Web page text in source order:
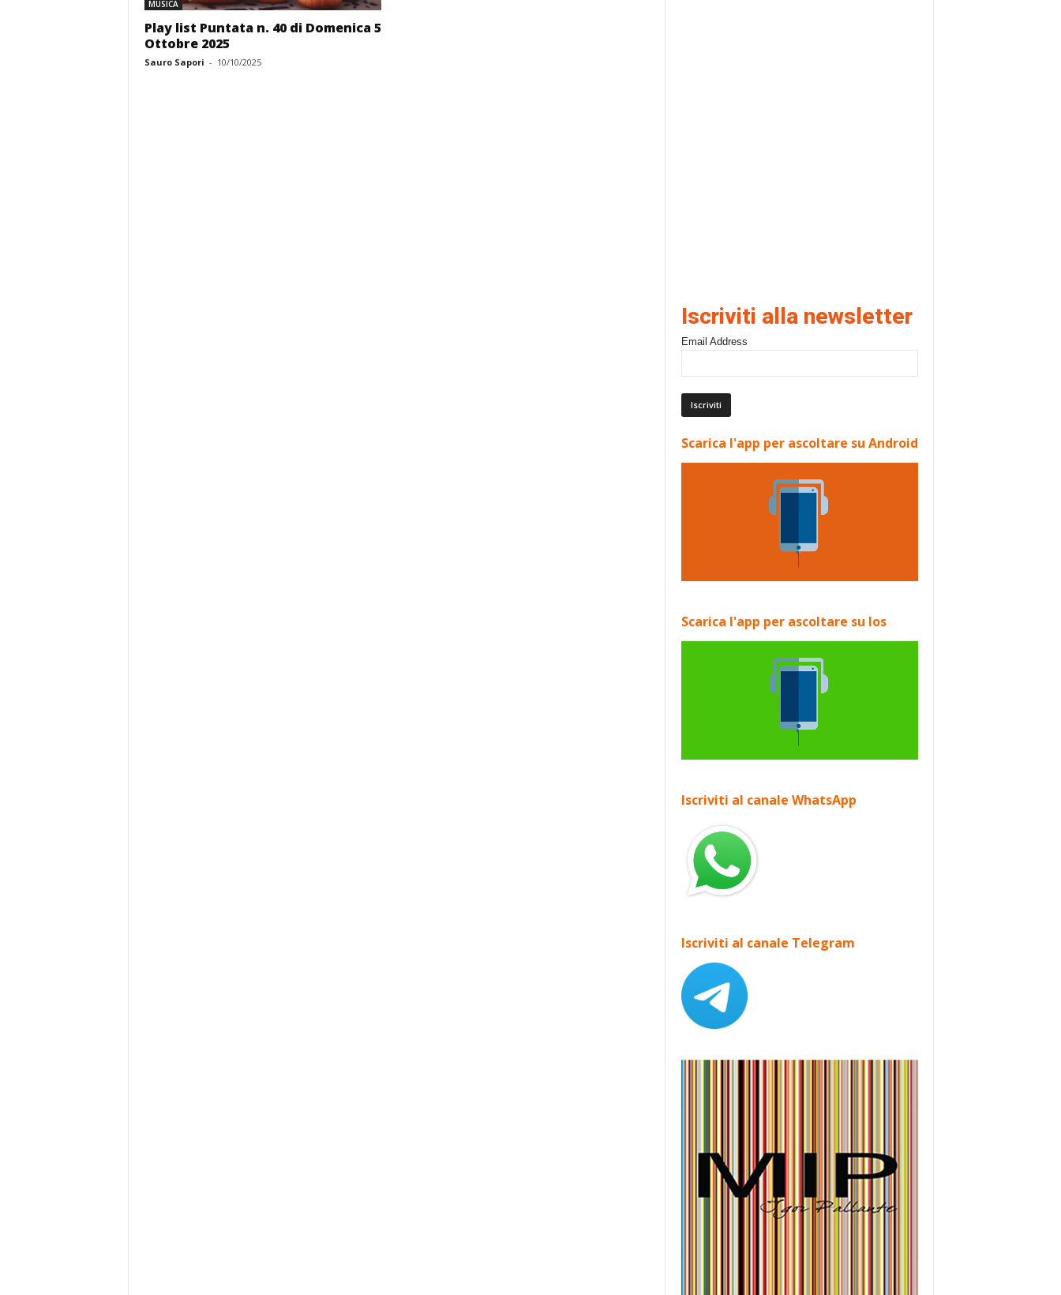
MUSICA
Play list Puntata n. 40 di Domenica 5
Ottobre 2025
Sauro Sapori - 10/10/2025
Iscriviti alla newsletter
Email Address
Scarica l'app per ascoltare su Android
Scarica l'app per ascoltare su Ios
Iscriviti al canale WhatsApp
Iscriviti al canale Telegram